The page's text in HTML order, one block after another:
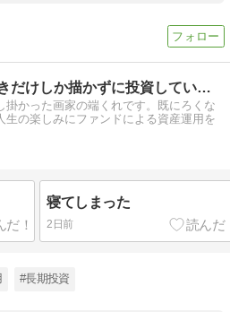
描きたいときだけしか描かずに投資しているクソ絵描き
掛かった画家の端くれです。既にろくな
生の楽しみにファンドによる資産運用を
寝てしまった
2日前
#長期投資